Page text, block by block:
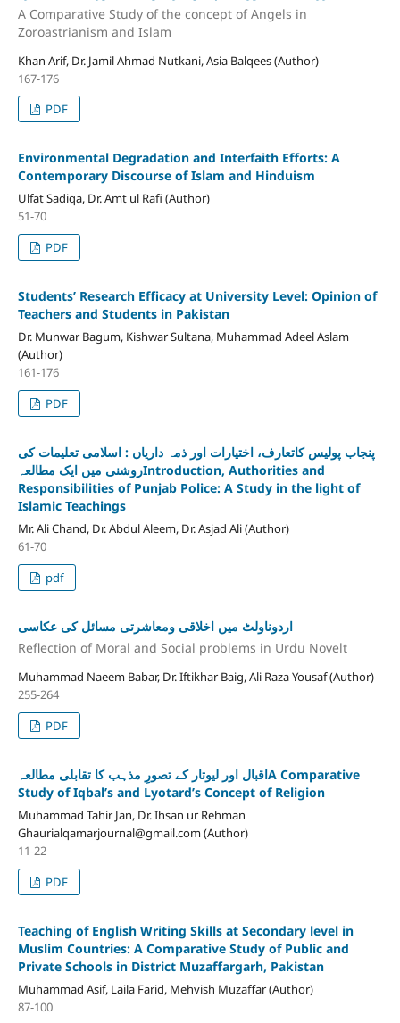
A Comparative Study of the concept of Angels in
Zoroastrianism and Islam
Khan Arif, Dr. Jamil Ahmad Nutkani, Asia Balqees (Author)
167-176
PDF
Environmental Degradation and Interfaith Efforts: A
Contemporary Discourse of Islam and Hinduism
Ulfat Sadiqa, Dr. Amt ul Rafi (Author)
51-70
PDF
Students’ Research Efficacy at University Level: Opinion of
Teachers and Students in Pakistan
Dr. Munwar Bagum, Kishwar Sultana, Muhammad Adeel Aslam
(Author)
161-176
PDF
پنجاب پولیس کاتعارف، اختیارات اور ذمہ داریاں : اسلامی تعلیمات کی
روشنی میں ایک مطالعہIntroduction, Authorities and
Responsibilities of Punjab Police: A Study in the light of
Islamic Teachings
Mr. Ali Chand, Dr. Abdul Aleem, Dr. Asjad Ali (Author)
61-70
pdf
اردوناولٹ میں اخلاقی ومعاشرتی مسائل کی عکاسی
Reflection of Moral and Social problems in Urdu Novelt
Muhammad Naeem Babar, Dr. Iftikhar Baig, Ali Raza Yousaf (Author)
255-264
PDF
اقبال اور لیوتار کے تصورِ مذہب کا تقابلی مطالعہA Comparative
Study of Iqbal’s and Lyotard’s Concept of Religion
Muhammad Tahir Jan, Dr. Ihsan ur Rehman
Ghaurialqamarjournal@gmail.com (Author)
11-22
PDF
Teaching of English Writing Skills at Secondary level in
Muslim Countries: A Comparative Study of Public and
Private Schools in District Muzaffargarh, Pakistan
Muhammad Asif, Laila Farid, Mehvish Muzaffar (Author)
87-100